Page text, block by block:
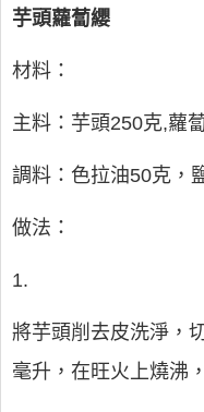
芋頭蘿蔔纓
材料：
主料：芋頭250克,蘿
調料：色拉油50克，
做法：
1.
將芋頭削去皮洗淨，
毫升，在旺火上燒沸